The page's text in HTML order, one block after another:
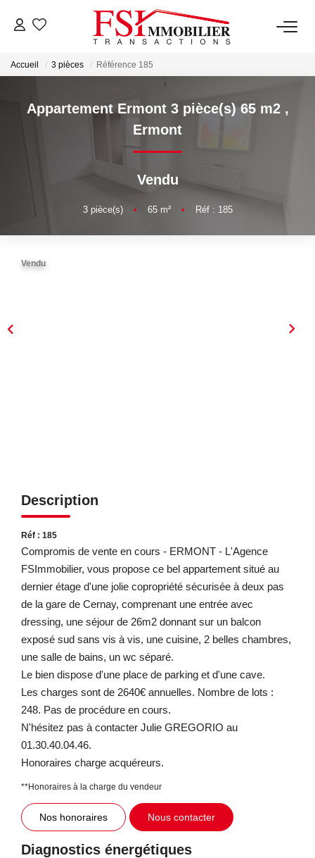
NOTRE AGENCE
Notre Équipe
VENTES
GESTION
Accueil 3 pièces Référence 185
Appartement Ermont 3 pièce(s) 65 m2 ,
Ermont
Vendu
3pièce(s) • 65m² • Réf : 185
Vendu
Description
Réf : 185
Compromis de vente en cours - ERMONT - L'Agence
FSImmobilier, vous propose ce bel appartement situé au
dernier étage d'une jolie copropriété sécurisée à deux pas
de la gare de Cernay, comprenant une entrée avec
dressing, une séjour de 26m2 donnant sur un balcon
exposé sud sans vis à vis, une cuisine, 2 belles chambres,
une salle de bains, un wc séparé.
Le bien dispose d'une place de parking et d'une cave.
Les charges sont de 2640€ annuelles. Nombre de lots :
248. Pas de procédure en cours.
N'hésitez pas à contacter Julie GREGORIO au
01.30.40.04.46.
Honoraires charge acquéreurs.
**Honoraires à la charge du vendeur
Nos honoraires Nous contacter
Diagnostics énergétiques